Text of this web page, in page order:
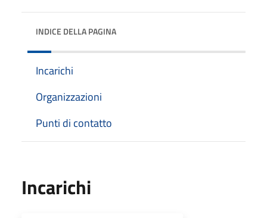
INDICE DELLA PAGINA
Incarichi
Organizzazioni
Punti di contatto
Incarichi